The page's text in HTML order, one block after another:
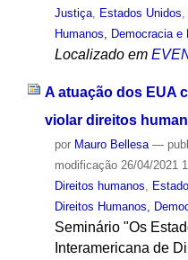
Justiça, Estados Unidos
Humanos, Democracia e
Localizado em
A atuação dos EUA
violar direitos
por Mauro Bellesa —
modificação26/04/2021
Direitos humanos,
Direitos Humanos,
Seminário "Os
Interamericana de